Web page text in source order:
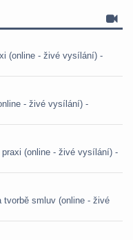
(online - živé vysílání) -
- živé vysílání) -
(online - živé vysílání) -
smluv (online - živé